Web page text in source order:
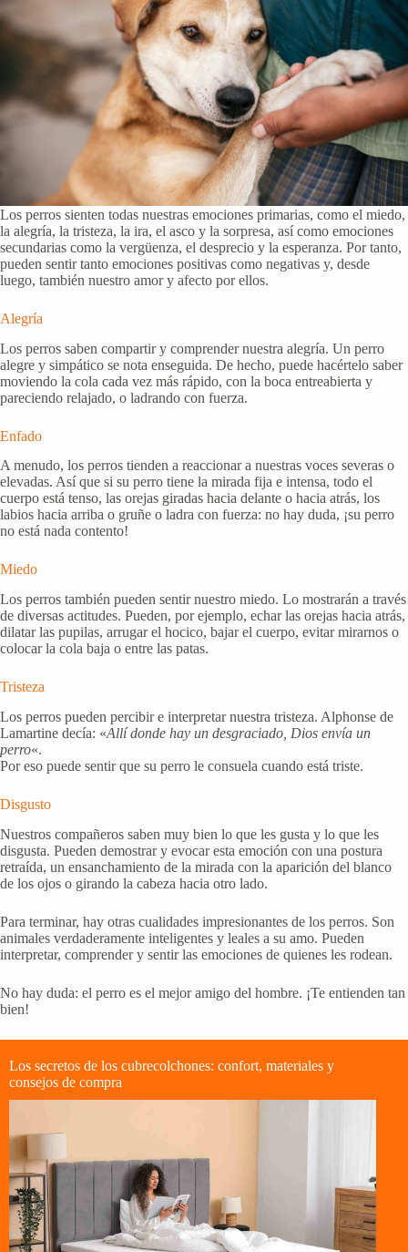
Los perros sienten todas nuestras emociones primarias, como el miedo,
la alegría, la tristeza, la ira, el asco y la sorpresa, así como emociones
secundarias como la vergüenza, el desprecio y la esperanza. Por tanto,
pueden sentir tanto emociones positivas como negativas y, desde
luego, también nuestro amor y afecto por ellos.
Alegría
Los perros saben compartir y comprender nuestra alegría. Un perro
alegre y simpático se nota enseguida. De hecho, puede hacértelo saber
moviendo la cola cada vez más rápido, con la boca entreabierta y
pareciendo relajado, o ladrando con fuerza.
Enfado
A menudo, los perros tienden a reaccionar a nuestras voces severas o
elevadas. Así que si su perro tiene la mirada fija e intensa, todo el
cuerpo está tenso, las orejas giradas hacia delante o hacia atrás, los
labios hacia arriba o gruñe o ladra con fuerza: no hay duda, ¡su perro
no está nada contento!
Miedo
Los perros también pueden sentir nuestro miedo. Lo mostrarán a través
de diversas actitudes. Pueden, por ejemplo, echar las orejas hacia atrás,
dilatar las pupilas, arrugar el hocico, bajar el cuerpo, evitar mirarnos o
colocar la cola baja o entre las patas.
Tristeza
Los perros pueden percibir e interpretar nuestra tristeza. Alphonse de
Lamartine decía: «Allí donde hay un desgraciado, Dios envía un
perro«.
Por eso puede sentir que su perro le consuela cuando está triste.
Disgusto
Nuestros compañeros saben muy bien lo que les gusta y lo que les
disgusta. Pueden demostrar y evocar esta emoción con una postura
retraída, un ensanchamiento de la mirada con la aparición del blanco
de los ojos o girando la cabeza hacia otro lado.
Para terminar, hay otras cualidades impresionantes de los perros. Son
animales verdaderamente inteligentes y leales a su amo. Pueden
interpretar, comprender y sentir las emociones de quienes les rodean.
No hay duda: el perro es el mejor amigo del hombre. ¡Te entienden tan
bien!
Los secretos de los cubrecolchones: confort, materiales y
consejos de compra